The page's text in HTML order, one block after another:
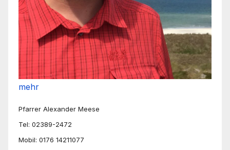
mehr
Pfarrer Alexander Meese
Tel: 02389-2472
Mobil: 0176 14211077